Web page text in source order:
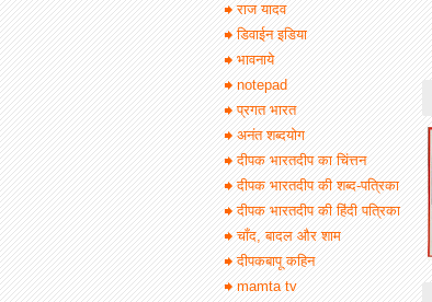
राज यादव
डिवाईन इडिया
भावनाये
notepad
प्रगत भारत
अनंत शब्दयोग
दीपक भारतदीप का चिंत्तन
दीपक भारतदीप की शब्द-पत्रिका
दीपक भारतदीप की हिंदी पत्रिका
चाँद, बादल और शाम
दीपकबापू कहिन
mamta tv